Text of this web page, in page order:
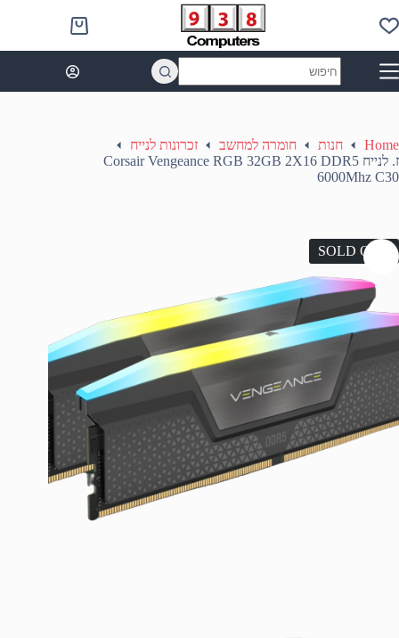
to
content
Shopping
cart
results
Home חנות חומרה למחשב
זכרונות לנייח
ז. לנייח Corsair Vengeance RGB 32GB 2X16 DDR5
6000Mhz C30
SOLD OUT